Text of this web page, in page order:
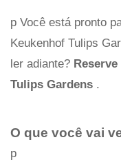
p Você está pronto
Keukenhof Tulips
ler adiante?
Tulips Gardens .
O que você vai
p